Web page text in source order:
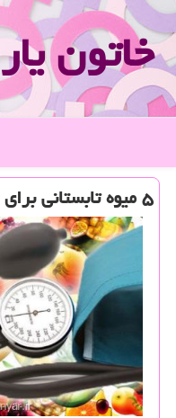
خاتون یار
۵ میوه تابستانی برای كنترل فشارخون